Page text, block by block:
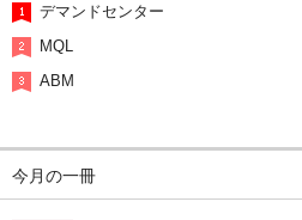
デマンドセンター
MQL
ABM
今月の一冊